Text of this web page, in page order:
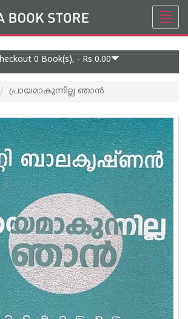
0 Book(s), - Rs 0.00
പ്രായമാകുന്നില്ല ഞാന്‍